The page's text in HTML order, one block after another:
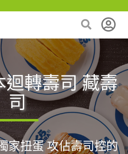
轉壽司 藏壽
司
家扭蛋 攻佔壽司控的